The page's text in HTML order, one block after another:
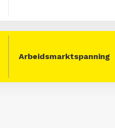
Arbeidsmarktspanning